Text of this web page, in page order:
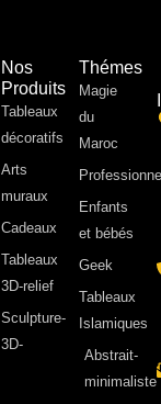
Nos
Produits
Tableaux
décoratifs
Arts
muraux
Cadeaux
Tableaux
3D-relief
Sculpture-
3D-
Thémes
Magie
du
Maroc
Professionnel
Enfants
et bébés
Geek
Tableaux
Islamiques
Abstrait-
minimaliste